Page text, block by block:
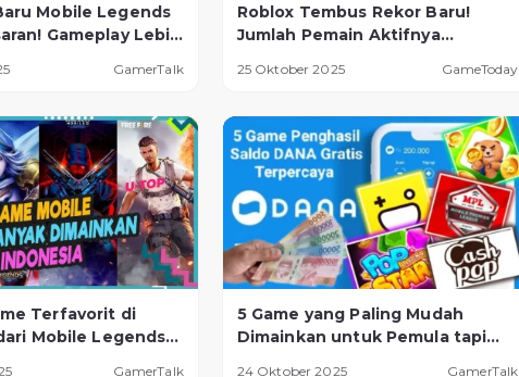
Mobile Legends
Gameplay Lebih
GamerTalk
Roblox Tembus Rekor Baru!
Jumlah Pemain Aktifnya
25 Oktober 2025 GameToday
Terfavorit di
Mobile Legends
GamerTalk
5 Game yang Paling Mudah
Dimainkan untuk Pemula tapi
24 Oktober 2025 GamerTalk